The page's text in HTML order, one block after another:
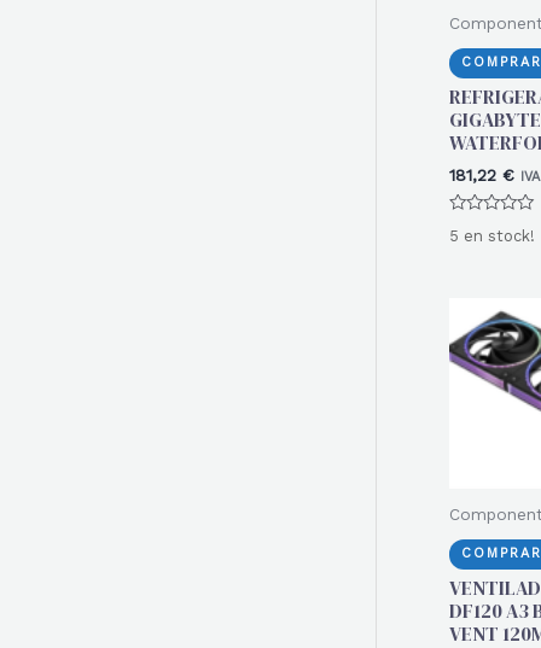
181,22 €
con
5 en stock!
DF120 A3
VENT